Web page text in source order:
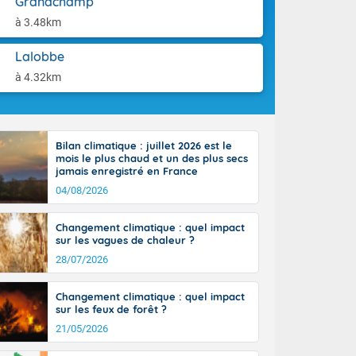
à 3.48km
Lalobbe
à 4.32km
l'après-
14
il fait
30 à 35
Bilan climatique : juillet 2026 est le
mois le plus chaud et un des plus secs
jamais enregistré en France
04/08/2026
Changement climatique : quel impact
sur les vagues de chaleur ?
28/07/2026
Changement climatique : quel impact
sur les feux de forêt ?
21/05/2026